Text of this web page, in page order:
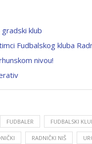
klub
Fudbalskog kluba
nivou!
FUDBALER FUDBALSKI
RADNIČKI NIŠ